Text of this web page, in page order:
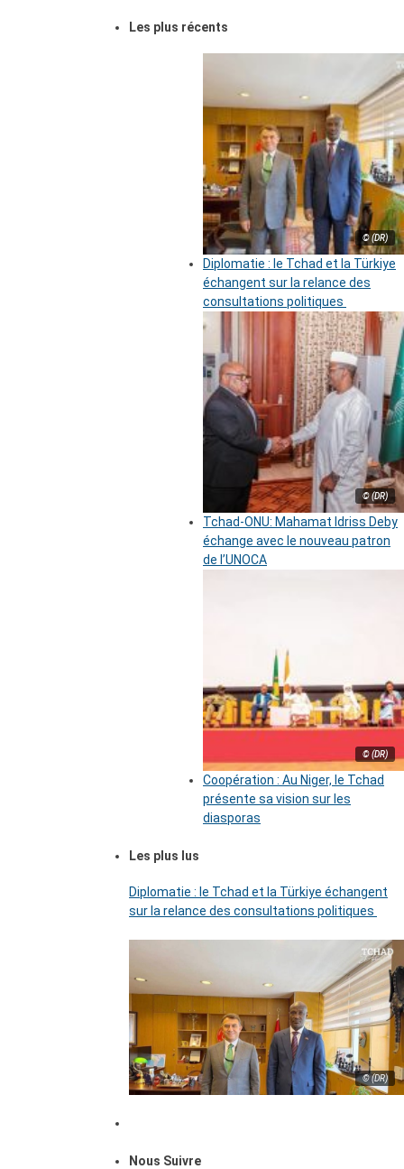
Les plus récents
© (DR)
Diplomatie : le Tchad et la Türkiye
échangent sur la relance des
consultations politiques
© (DR)
Tchad-ONU: Mahamat Idriss Deby
échange avec le nouveau patron
de l’UNOCA
© (DR)
Coopération : Au Niger, le Tchad
présente sa vision sur les
diasporas
Les plus lus
Diplomatie : le Tchad et la Türkiye échangent
sur la relance des consultations politiques
© (DR)
Nous Suivre